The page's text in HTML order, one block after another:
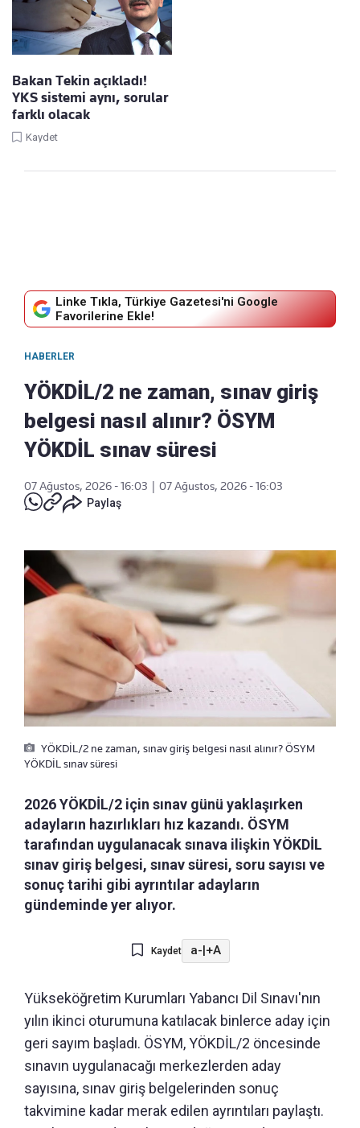
Bakan Tekin açıkladı!
YKS sistemi aynı, sorular
farklı olacak
Kaydet
Linke Tıkla, Türkiye Gazetesi'ni Google
Favorilerine Ekle!
HABERLER
YÖKDİL/2 ne zaman, sınav giriş
belgesi nasıl alınır? ÖSYM
YÖKDİL sınav süresi
07 Ağustos, 2026 - 16:03
07 Ağustos, 2026 - 16:03
Paylaş
YÖKDİL/2 ne zaman, sınav giriş belgesi nasıl alınır? ÖSYM
YÖKDİL sınav süresi
2026 YÖKDİL/2 için sınav günü yaklaşırken
adayların hazırlıkları hız kazandı. ÖSYM
tarafından uygulanacak sınava ilişkin YÖKDİL
sınav giriş belgesi, sınav süresi, soru sayısı ve
sonuç tarihi gibi ayrıntılar adayların
gündeminde yer alıyor.
Kaydet a-|+A
Yükseköğretim Kurumları Yabancı Dil Sınavı'nın
yılın ikinci oturumuna katılacak binlerce aday için
geri sayım başladı. ÖSYM, YÖKDİL/2 öncesinde
sınavın uygulanacağı merkezlerden aday
sayısına, sınav giriş belgelerinden sonuç
takvimine kadar merak edilen ayrıntıları paylaştı.